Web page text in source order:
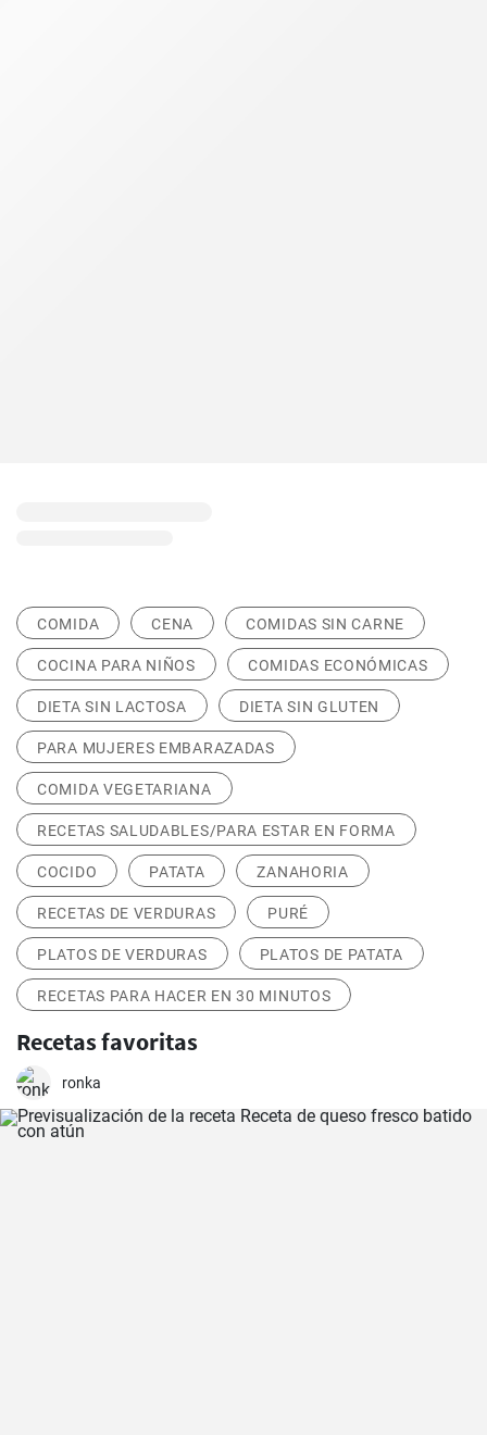
COMIDA CENA COMIDAS SIN CARNE
COCINA PARA NIÑOS COMIDAS ECONÓMICAS
DIETA SIN LACTOSA DIETA SIN GLUTEN
PARA MUJERES EMBARAZADAS
COMIDA VEGETARIANA
RECETAS SALUDABLES/PARA ESTAR EN FORMA
COCIDO PATATA ZANAHORIA
RECETAS DE VERDURAS PURÉ
PLATOS DE VERDURAS PLATOS DE PATATA
RECETAS PARA HACER EN 30 MINUTOS
Recetas favoritas
ronka